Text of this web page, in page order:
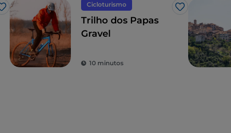
Gosto
Cicloturismo
Gosto
Trilho dos Papas
Gravel
10 minutos